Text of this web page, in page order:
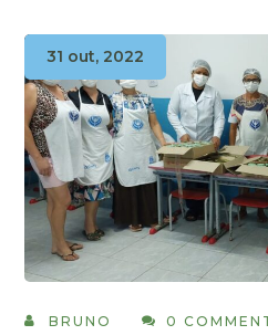
31 out, 2022
BRUNO 0